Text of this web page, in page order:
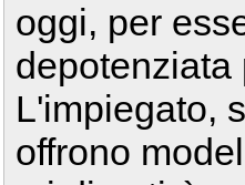
oggi, per
depotenziata
L'impiegato,
offrono